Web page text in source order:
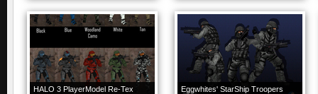
HALO 3 PlayerModel Re-Tex Eggwhites' StarShip Troopers